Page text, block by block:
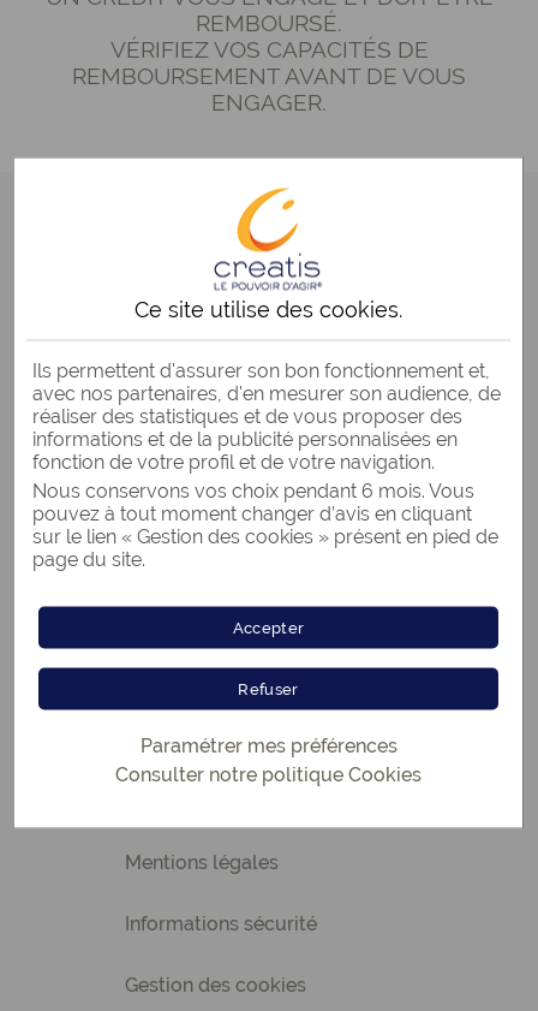
REMBOURSÉ.
VÉRIFIEZ VOS CAPACITÉS DE
REMBOURSEMENT AVANT DE VOUS
ENGAGER.
Le guide du rachat de crédits
Comprendre le rachat de crédits
Choisir son rachat de crédits
Trouver les réponses sur le
rachat de crédits
En savoir plus...
La solution rachat de crédits
L'actualité financière
Mentions légales
Informations sécurité
Gestion des cookies
Ce site utilise des cookies
Ils permettent d'assurer son bon fonctionnement et,
avec nos partenaires, d'en mesurer son audience, de
réaliser des statistiques et de vous proposer des
informations et de la publicité personnalisées en
fonction de votre profil et de votre navigation.
Nous conservons vos choix pendant 6 mois. Vous
pouvez à tout moment changer d’avis en cliquant
sur le lien « Gestion des cookies » présent en pied de
page du site.
Accepter
Refuser
Paramétrer mes préférences
Consulter notre politique Cookies